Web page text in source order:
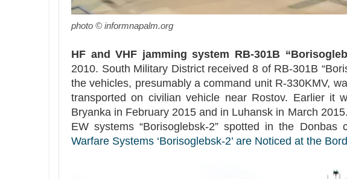
photo © informnapalm.org
HF and VHF jamming system RB-301B
2010. South Military District received 8 of RB-301B
the vehicles, presumably a command unit R-330KMV,
transported on civilian vehicle near Rostov. Earlier it
Bryanka in February 2015 and in Luhansk in March
EW systems “Borisoglebsk-2” spotted in the Donbas
Warfare Systems ‘Borisoglebsk-2’ are Noticed at the